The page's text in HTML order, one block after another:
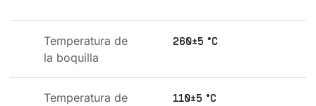
Temperatura de
la boquilla
260±5 °C
Temperatura de
110±5 °C